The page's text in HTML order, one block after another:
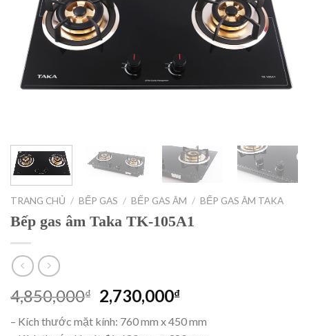
TRANG CHỦ / BẾP GAS / BẾP GAS ÂM / BẾP GAS ÂM TAKA
Bếp gas âm Taka TK-105A1
4,850,000₫ Giá
gốc
là:
2,730,000₫Giá
tại
– Kích thước mặt kính: 760 mm x 450 mm